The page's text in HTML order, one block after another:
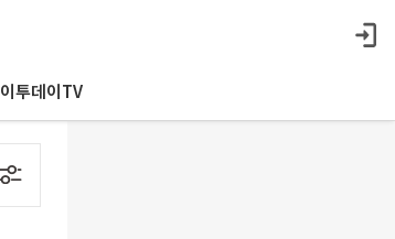
이투데이TV